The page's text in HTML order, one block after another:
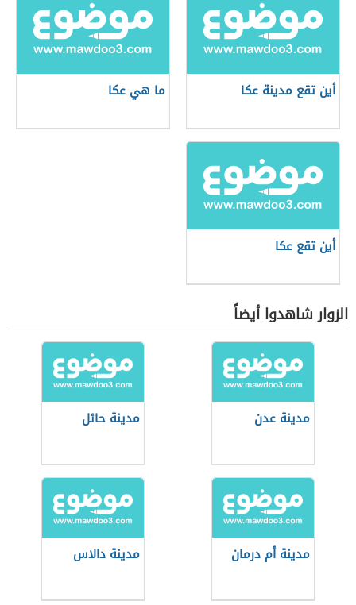
أين تقع مدينة عكا ما هي عكا
أين تقع عكا
الزوار شاهدوا أيضاً
مدينة عدن مدينة حائل
مدينة أم درمان مدينة دالاس